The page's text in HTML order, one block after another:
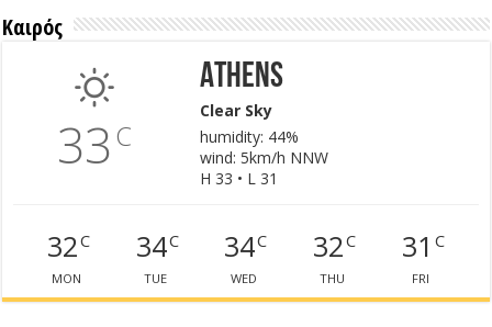
Καιρός
33C
Athens
Clear Sky
humidity: 44%
wind: 5km/h NNW
H 33 • L 31
32C
MON
34C
TUE
34C
WED
32C
THU
31 C
FRI